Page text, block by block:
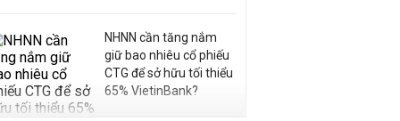
NHNN cần tăng nắm
giữ bao nhiêu cổ phiếu
CTG để sở hữu tối thiểu
65% VietinBank?